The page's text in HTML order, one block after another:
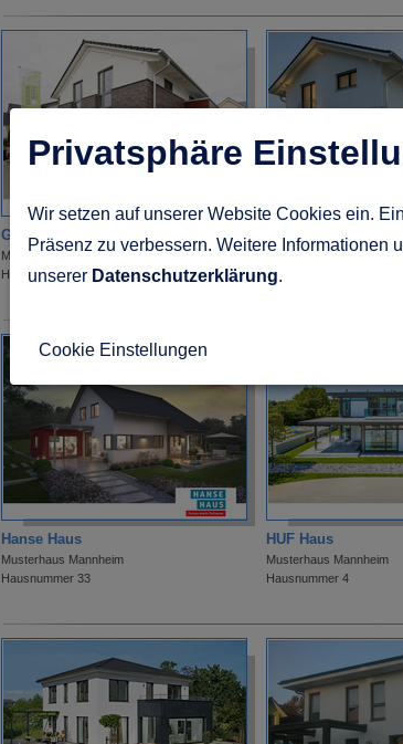
Gussek Haus
Musterhaus Mannheim
Hausnummer 40
Haas Haus
Musterhaus Mannheim
Hausnummer 18
Hanse Haus
Musterhaus Mannheim
Hausnummer 33
HUF Haus
Musterhaus Mannheim
Hausnummer 4
Privatsphäre
Wir setzen auf unserer Website Cookies ein.
Präsenz zu verbessern. Weitere
unserer Datenschutzerklärung.
Cookie Einstellungen